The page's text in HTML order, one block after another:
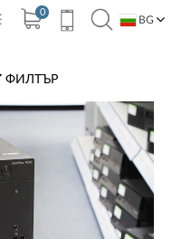
0
BG
ФИЛТЪР